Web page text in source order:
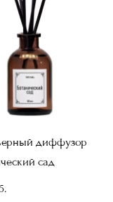
диффузор
сад